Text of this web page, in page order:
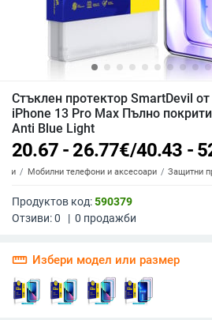
Стъклен протектор SmartDevil
iPhone 13 Pro Max Пълно
Anti Blue Light
20.67 - 26.77€/40.43 -
Мобилни телефони и аксесоари Защитни
Продуктов код:590379
Отзиви:0 | 0 продажби
straighten Избери модел или размер